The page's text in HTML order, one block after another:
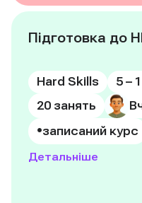
Підготовка до
Hard Skills 5 –
20 занять
•записаний курс
Детальніше